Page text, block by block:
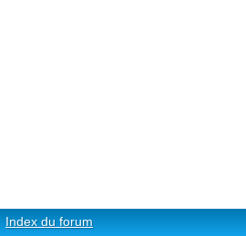
Index du forum